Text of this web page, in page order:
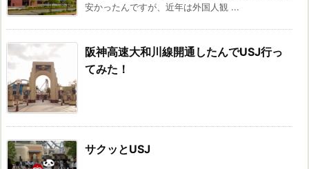
安かったんですが、近年は外国人観 ...
阪神高速大和川線開通したんでUSJ行っ
てみた！
サクッとUSJ